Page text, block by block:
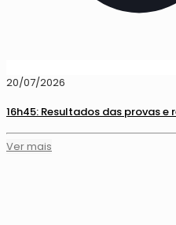
20/07/2026
16h45: Resultados das provas
Ver mais